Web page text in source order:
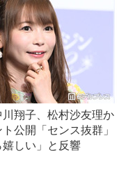
翔子、松村沙友理か
公開「センス抜群」
嬉しい」と反響